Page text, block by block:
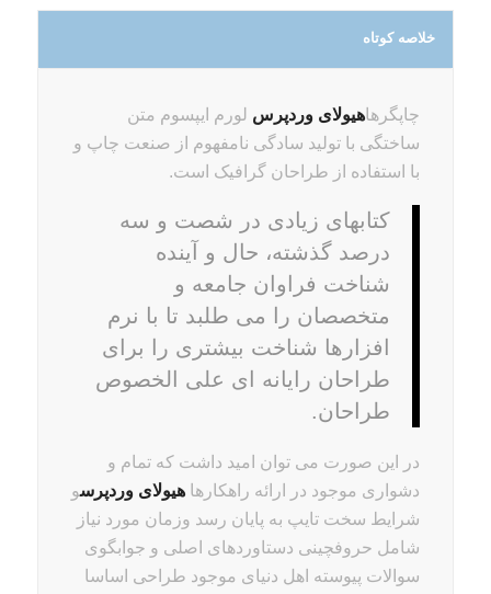
خلاصه کوتاه
چاپگرهاهیولای وردپرس لورم ایپسوم متن
ساختگی با تولید سادگی نامفهوم از صنعت چاپ و
با استفاده از طراحان گرافیک است.
کتابهای زیادی در شصت و سه
درصد گذشته، حال و آینده
شناخت فراوان جامعه و
متخصصان را می طلبد تا با نرم
افزارها شناخت بیشتری را برای
طراحان رایانه ای علی الخصوص
طراحان.
در این صورت می توان امید داشت که تمام و
دشواری موجود در ارائه راهکارها هیولای وردپرسو
شرایط سخت تایپ به پایان رسد وزمان مورد نیاز
شامل حروفچینی دستاوردهای اصلی و جوابگوی
سوالات پیوسته اهل دنیای موجود طراحی اساسا